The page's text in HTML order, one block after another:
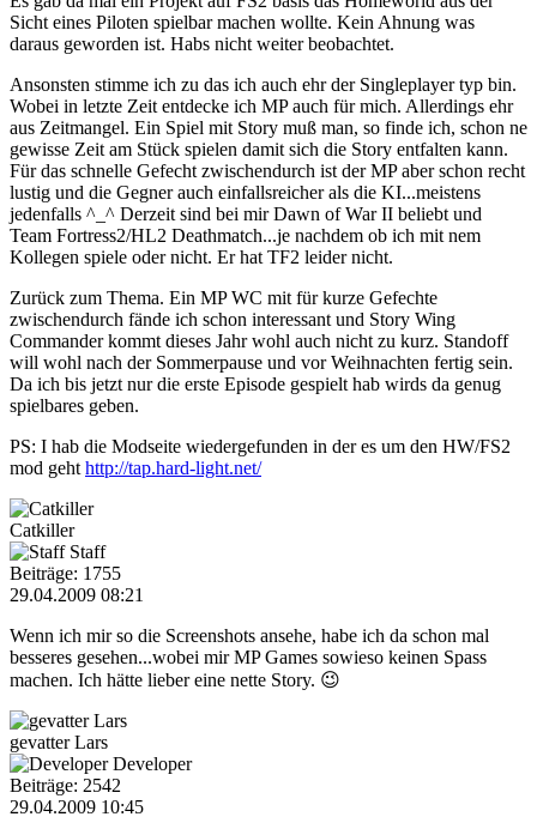
Sicht eines Piloten spielbar machen wollte. Kein Ahnung was
daraus geworden ist. Habs nicht weiter beobachtet.
Ansonsten stimme ich zu das ich auch ehr der Singleplayer typ bin.
Wobei in letzte Zeit entdecke ich MP auch für mich. Allerdings ehr
aus Zeitmangel. Ein Spiel mit Story muß man, so finde ich, schon ne
gewisse Zeit am Stück spielen damit sich die Story entfalten kann.
Für das schnelle Gefecht zwischendurch ist der MP aber schon recht
lustig und die Gegner auch einfallsreicher als die KI...meistens
jedenfalls ^_^ Derzeit sind bei mir Dawn of War II beliebt und
Team Fortress2/HL2 Deathmatch...je nachdem ob ich mit nem
Kollegen spiele oder nicht. Er hat TF2 leider nicht.
Zurück zum Thema. Ein MP WC mit für kurze Gefechte
zwischendurch fände ich schon interessant und Story Wing
Commander kommt dieses Jahr wohl auch nicht zu kurz. Standoff
will wohl nach der Sommerpause und vor Weihnachten fertig sein.
Da ich bis jetzt nur die erste Episode gespielt hab wirds da genug
spielbares geben.
PS: I hab die Modseite wiedergefunden in der es um den HW/FS2
mod geht http://tap.hard-light.net/
Catkiller
Staff
Beiträge: 1755
29.04.2009 08:21
Wenn ich mir so die Screenshots ansehe, habe ich da schon mal
besseres gesehen...wobei mir MP Games sowieso keinen Spass
machen. Ich hätte lieber eine nette Story. 😉
gevatter Lars
Developer
Beiträge: 2542
29.04.2009 10:45